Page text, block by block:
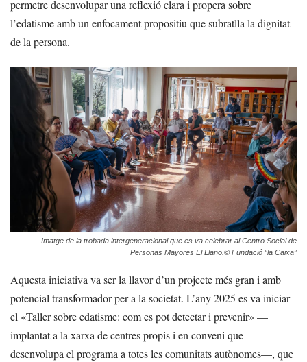
permetre desenvolupar una reflexió clara i propera sobre
l’edatisme amb un enfocament propositiu que subratlla la dignitat
de la persona.
Imatge de la trobada intergeneracional que es va celebrar al Centro Social de
Personas Mayores El Llano.© Fundació ”la Caixa”
Aquesta iniciativa va ser la llavor d’un projecte més gran i amb
potencial transformador per a la societat. L’any 2025 es va iniciar
el «Taller sobre edatisme: com es pot detectar i prevenir» —
implantat a la xarxa de centres propis i en conveni que
desenvolupa el programa a totes les comunitats autònomes—, que